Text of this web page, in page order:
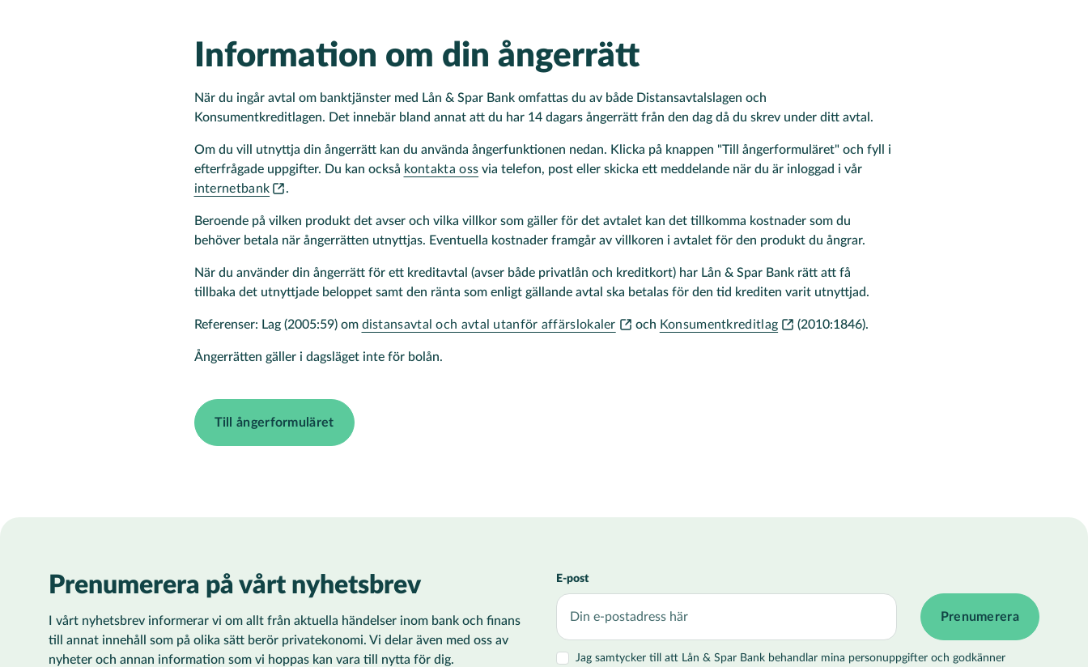
Information om din ångerrätt
När du ingår avtal om banktjänster med Lån & Spar Bank omfattas du av både Distansavtalslagen och
Konsumentkreditlagen. Det innebär bland annat att du har 14 dagars ångerrätt från den dag då du skrev under ditt avtal.
Om du vill utnyttja din ångerrätt kan du använda ångerfunktionen nedan. Klicka på knappen "Till ångerformuläret" och fyll i
efterfrågade uppgifter. Du kan också kontakta oss via telefon, post eller skicka ett meddelande när du är inloggad i vår
internetbank
.
Beroende på vilken produkt det avser och vilka villkor som gäller för det avtalet kan det tillkomma kostnader som du
behöver betala när ångerrätten utnyttjas. Eventuella kostnader framgår av villkoren i avtalet för den produkt du ångrar.
När du använder din ångerrätt för ett kreditavtal (avser både privatlån och kreditkort) har Lån & Spar Bank rätt att få
tillbaka det utnyttjade beloppet samt den ränta som enligt gällande avtal ska betalas för den tid krediten varit utnyttjad.
Referenser: Lag (2005:59) om distansavtal och avtal utanför affärslokaler och Konsumentkreditlag (2010:1846).
Ångerrätten gäller i dagsläget inte för bolån.
Till ångerformuläret
Prenumerera på vårt nyhetsbrev
I vårt nyhetsbrev informerar vi om allt från aktuella händelser inom bank och finans
till annat innehåll som på olika sätt berör privatekonomi. Vi delar även med oss av
nyheter och annan information som vi hoppas kan vara till nytta för dig.
E-post
Jag samtycker till att Lån & Spar Bank behandlar mina personuppgifter och godkänner